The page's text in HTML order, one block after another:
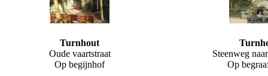
Turnhout
Oude vaartstraat
Op begijnhof
Steenweg
Op